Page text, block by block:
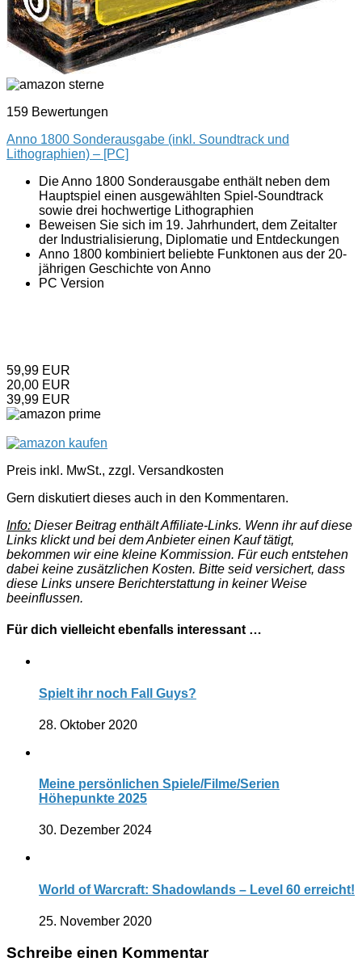
159 Bewertungen
Anno 1800 Sonderausgabe (inkl. Soundtrack und
Lithographien) – [PC]
Die Anno 1800 Sonderausgabe enthält neben dem
Hauptspiel einen ausgewählten Spiel-Soundtrack
sowie drei hochwertige Lithographien
Beweisen Sie sich im 19. Jahrhundert, dem Zeitalter
der Industrialisierung, Diplomatie und Entdeckungen
Anno 1800 kombiniert beliebte Funktonen aus der 20-
jährigen Geschichte von Anno
PC Version
59,99 EUR
20,00 EUR
39,99 EUR
Preis inkl. MwSt., zzgl. Versandkosten
Gern diskutiert dieses auch in den Kommentaren.
Info: Dieser Beitrag enthält Affiliate-Links. Wenn ihr auf diese
Links klickt und bei dem Anbieter einen Kauf tätigt,
bekommen wir eine kleine Kommission. Für euch entstehen
dabei keine zusätzlichen Kosten. Bitte seid versichert, dass
diese Links unsere Berichterstattung in keiner Weise
beeinflussen.
Für dich vielleicht ebenfalls interessant …
Spielt ihr noch Fall Guys?
28. Oktober 2020
Meine persönlichen Spiele/Filme/Serien
Höhepunkte 2025
30. Dezember 2024
World of Warcraft: Shadowlands – Level 60 erreicht!
25. November 2020
Schreibe einen Kommentar